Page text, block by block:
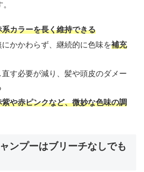
系カラーを長く維持できる
かかわらず、継続的に色味を補充
す必要が減り、髪や頭皮のダメー
紫や赤ピンクなど、微妙な色味の調
ンプーはブリーチなしでも